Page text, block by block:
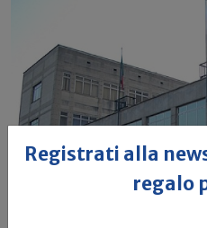
Registrati alla
regalo